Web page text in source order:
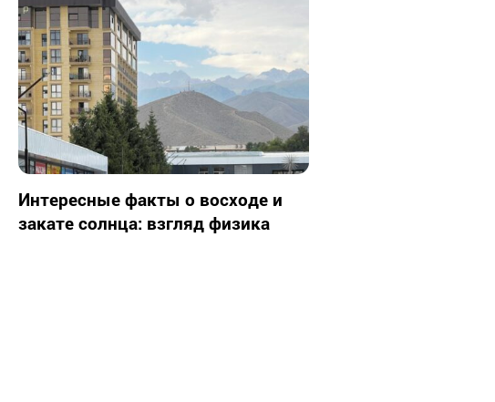
Интересные факты о восходе и
закате солнца: взгляд физика